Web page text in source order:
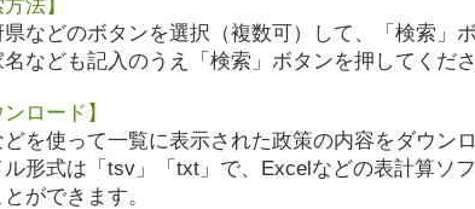
方法】
などのボタンを選択（複数可）して、「検索」
なども記入のうえ「検索」ボタンを押してくださ
ンロード】
を使って一覧に表示された政策の内容をダウン
ル形式は「tsv」「txt」で、Excelなどの表計算ソ
ができます。